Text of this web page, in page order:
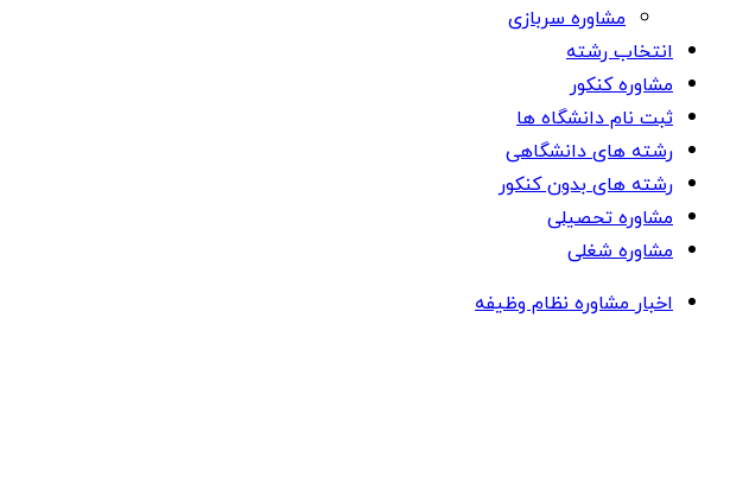
مشاوره سربازی
انتخاب رشته
مشاوره کنکور
ثبت نام دانشگاه ها
رشته های دانشگاهی
رشته های بدون کنکور
مشاوره تحصیلی
مشاوره شغلی
اخبار مشاوره نظام وظیفه